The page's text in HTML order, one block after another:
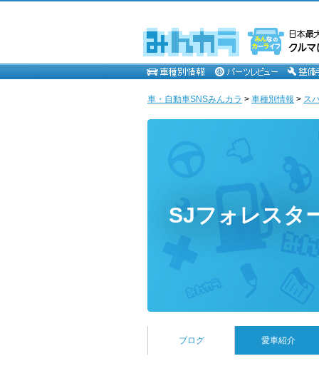
車・自動車SNSみんカラ > 車種別情報 > ス
SJフォレスタ
ブログ 愛車紹介